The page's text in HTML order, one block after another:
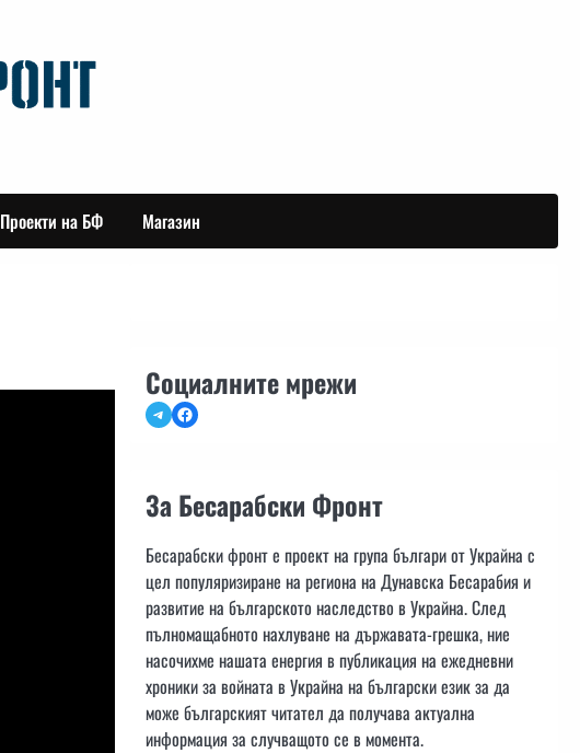
Проекти на БФ Магазин
Социалните мрежи
TelegramFacebook
За Бесарабски Фронт
Бесарабски фронт е проект на група българи от Украйна с
цел популяризиране на региона на Дунавска Бесарабия и
развитие на българското наследство в Украйна. След
пълномащабното нахлуване на държавата-грешка, ние
насочихме нашата енергия в публикация на ежедневни
хроники за войната в Украйна на български език за да
може българският читател да получава актуална
информация за случващото се в момента.